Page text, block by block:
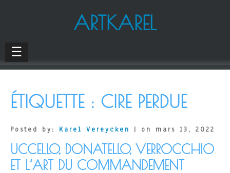
ARTKAREL
☰
ÉTIQUETTE : CIRE PERDUE
Posted by: Karel Vereycken | on mars 13, 2022
UCCELLO, DONATELLO, VERROCCHIO
ET L’ART DU COMMANDEMENT